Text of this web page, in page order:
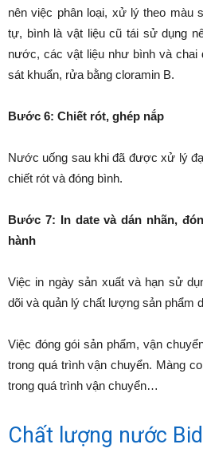
nên việc phân loại, xử lý theo màu
tự, bình là vật liệu cũ tái sử dụng
nước, các vật liệu như bình và chai
sát khuẩn, rửa bằng cloramin B.
Bước 6: Chiết rót, ghép nắp
Nước uống sau khi đã được xử lý
chiết rót và đóng bình.
Bước 7: In date và dán nhãn,
hành
Việc in ngày sản xuất và hạn sử
dõi và quản lý chất lượng sản phẩm
Việc đóng gói sản phẩm, vận
trong quá trình vận chuyển. Màng
trong quá trình vận chuyển…
Chất lượng nước